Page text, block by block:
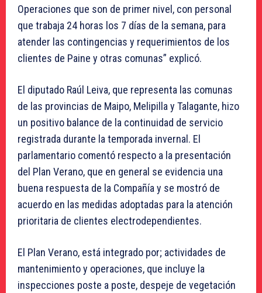
Operaciones que son de primer nivel, con personal
que trabaja 24 horas los 7 días de la semana, para
atender las contingencias y requerimientos de los
clientes de Paine y otras comunas” explicó.
El diputado Raúl Leiva, que representa las comunas
de las provincias de Maipo, Melipilla y Talagante, hizo
un positivo balance de la continuidad de servicio
registrada durante la temporada invernal. El
parlamentario comentó respecto a la presentación
del Plan Verano, que en general se evidencia una
buena respuesta de la Compañía y se mostró de
acuerdo en las medidas adoptadas para la atención
prioritaria de clientes electrodependientes.
El Plan Verano, está integrado por; actividades de
mantenimiento y operaciones, que incluye la
inspecciones poste a poste, despeje de vegetación